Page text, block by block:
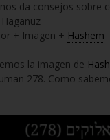
nos da consejos sobre
+ Imagen + Hashem
la imagen de
278. Como